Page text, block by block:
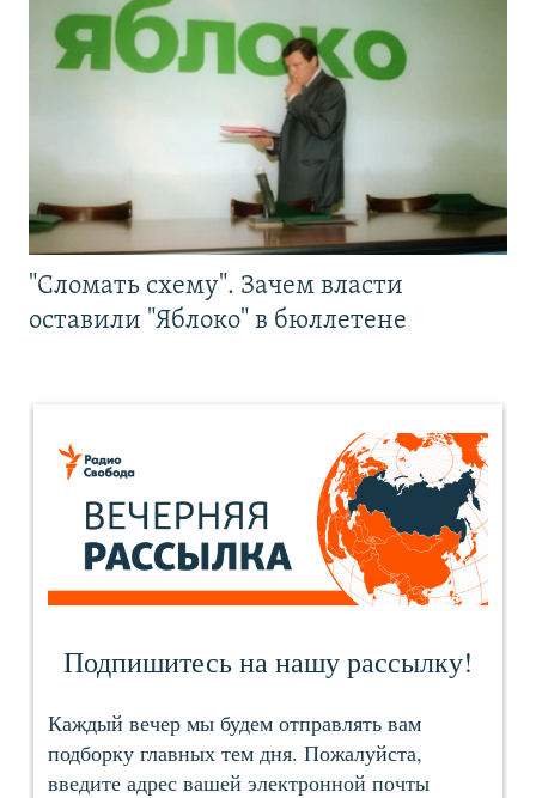
"Сломать схему". Зачем власти
оставили "Яблоко" в бюллетене